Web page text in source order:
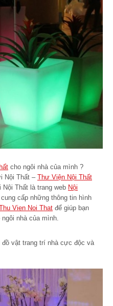
cho ngôi nhà của mình ?
Nội Thất – Thư Viện Nội Thất
Thất là trang web Nội
cấp những thông tin hình
Vien Noi That để giúp bạn
nhà của mình.
vật trang trí nhà cực độc và